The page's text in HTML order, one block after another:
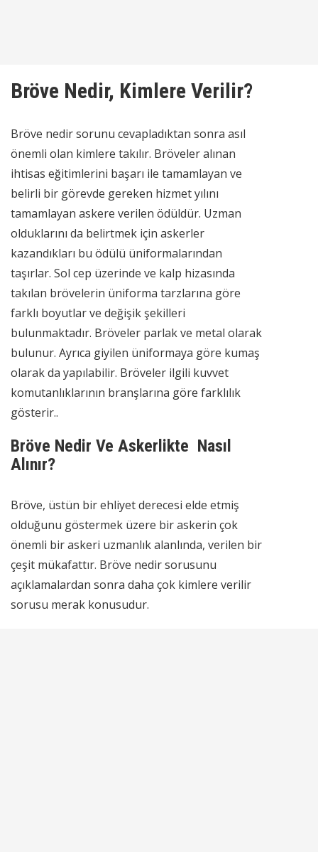
Bröve Nedir, Kimlere Verilir?
Bröve nedir sorunu cevapladıktan sonra asıl
önemli olan kimlere takılır. Bröveler alınan
ihtisas eğitimlerini başarı ile tamamlayan ve
belirli bir görevde gereken hizmet yılını
tamamlayan askere verilen ödüldür. Uzman
olduklarını da belirtmek için askerler
kazandıkları bu ödülü üniformalarından
taşırlar. Sol cep üzerinde ve kalp hizasında
takılan brövelerin üniforma tarzlarına göre
farklı boyutlar ve değişik şekilleri
bulunmaktadır. Bröveler parlak ve metal olarak
bulunur. Ayrıca giyilen üniformaya göre kumaş
olarak da yapılabilir. Bröveler ilgili kuvvet
komutanlıklarının branşlarına göre farklılık
gösterir..
Bröve Nedir Ve Askerlikte Nasıl
Alınır?
Bröve, üstün bir ehliyet derecesi elde etmiş
olduğunu göstermek üzere bir askerin çok
önemli bir askeri uzmanlık alanlında, verilen bir
çeşit mükafattır. Bröve nedir sorusunu
açıklamalardan sonra daha çok kimlere verilir
sorusu merak konusudur.